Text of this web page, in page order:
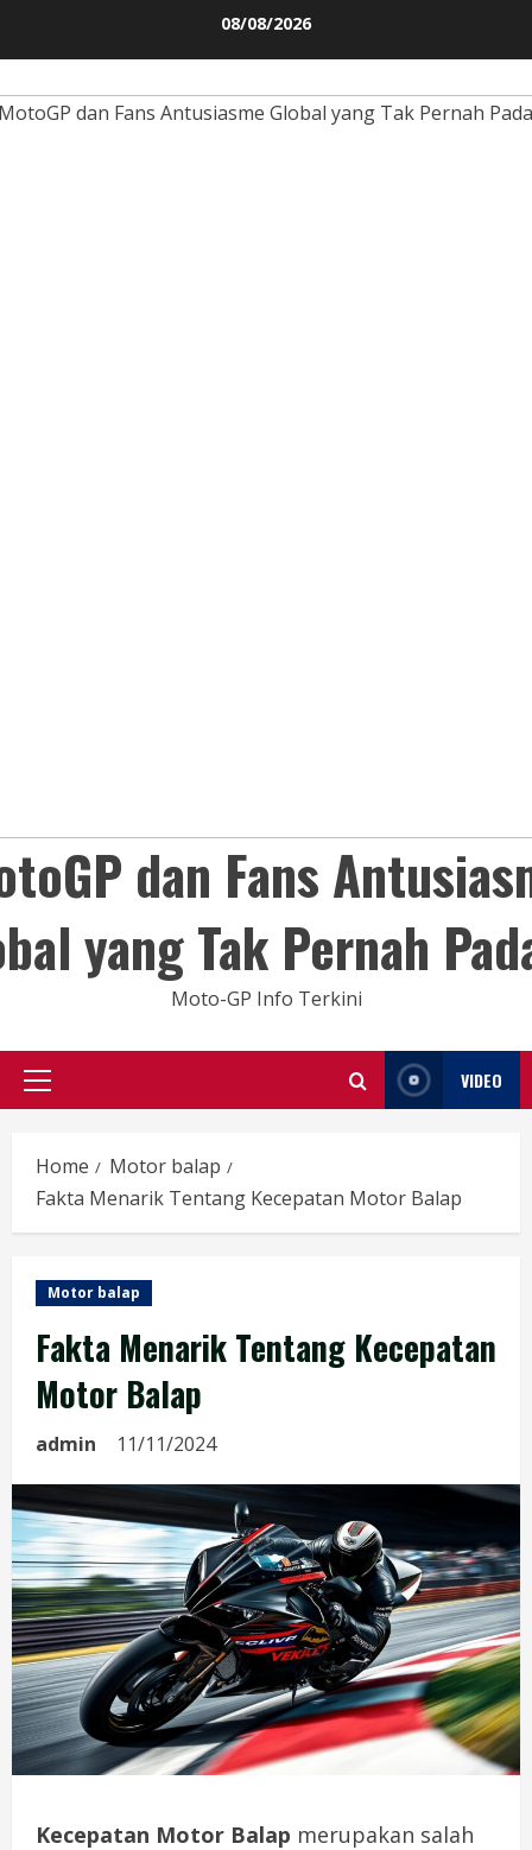
08/08/2026
dan Fans
yang Tak Pernah
Moto-GP Info Terkini
Primary
VIDEO
Home
Motor balap
Fakta Menarik Tentang Kecepatan Motor Balap
Motor balap
Fakta Menarik Tentang Kecepatan
Motor Balap
admin 11/11/2024
Kecepatan Motor Balap merupakan salah